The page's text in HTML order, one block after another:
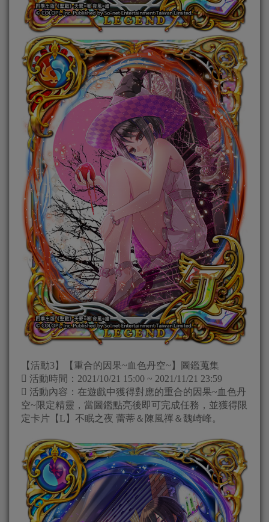
【活動3】【重合的因果~血色丹空~】圖鑑蒐集
 活動時間：2021/10/21 15:00 ~ 2021/11/21 23:59
 活動內容：在遊戲中獲得對應的重合的因果~血色丹
空~限定精靈，當圖鑑點亮後即可完成任務，並獲得限
定卡片【L】不眠之夜 蕾蒂＆陳風禪＆魏崎峰。